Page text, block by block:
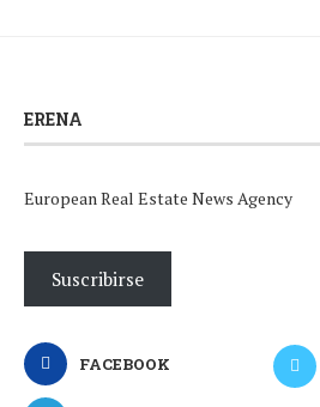
ERENA
European Real Estate News Agency
Suscribirse
FACEBOOK